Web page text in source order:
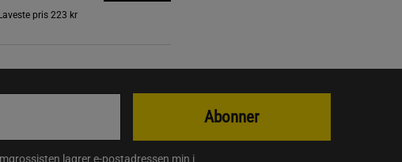
Laveste pris 223 kr
lagrer e-postadressen min i
Abonner